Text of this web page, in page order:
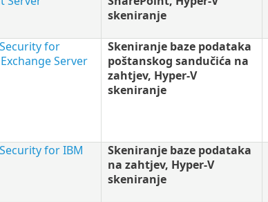
skeniranje
for
Server
Skeniranje baze podataka
poštanskog sandučića na
zahtjev, Hyper-V
skeniranje
for IBM
Skeniranje baze podataka
na zahtjev, Hyper-V
skeniranje